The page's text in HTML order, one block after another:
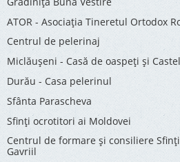
ATOR - Asociaţia Tineretul Ortodox
Centrul de pelerinaj
Miclăușeni - Casă de oaspeţi şi Castel
Durău - Casa pelerinul
Sfânta Parascheva
Sfinți ocrotitori ai Moldovei
Centrul de formare și consiliere
Gavriil